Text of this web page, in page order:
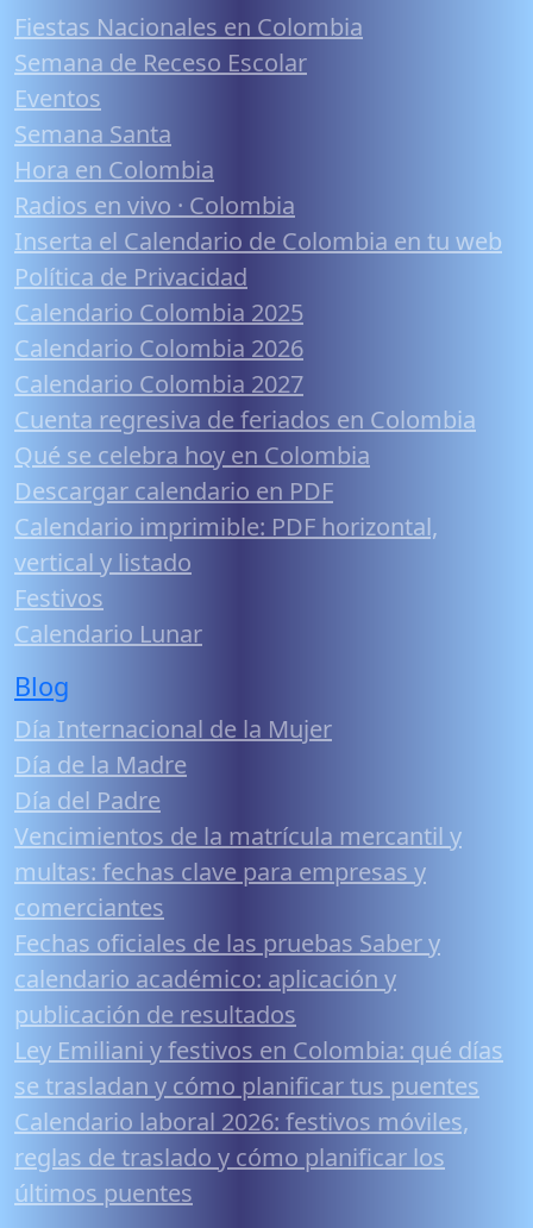
Fiestas Nacionales en Colombia
Semana de Receso Escolar
Eventos
Semana Santa
Hora en Colombia
Radios en vivo · Colombia
Inserta el Calendario de Colombia en tu web
Política de Privacidad
Calendario Colombia 2025
Calendario Colombia 2026
Calendario Colombia 2027
Cuenta regresiva de feriados en Colombia
Qué se celebra hoy en Colombia
Descargar calendario en PDF
Calendario imprimible: PDF horizontal,
vertical y listado
Festivos
Calendario Lunar
Blog
Día Internacional de la Mujer
Día de la Madre
Día del Padre
Vencimientos de la matrícula mercantil y
multas: fechas clave para empresas y
comerciantes
Fechas oficiales de las pruebas Saber y
calendario académico: aplicación y
publicación de resultados
Ley Emiliani y festivos en Colombia: qué días
se trasladan y cómo planificar tus puentes
Calendario laboral 2026: festivos móviles,
reglas de traslado y cómo planificar los
últimos puentes